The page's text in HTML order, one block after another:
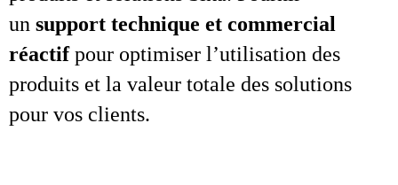
un support technique et commercial
réactifpour optimiser l’utilisation des
produits et la valeur totale des solutions
pour vos clients.